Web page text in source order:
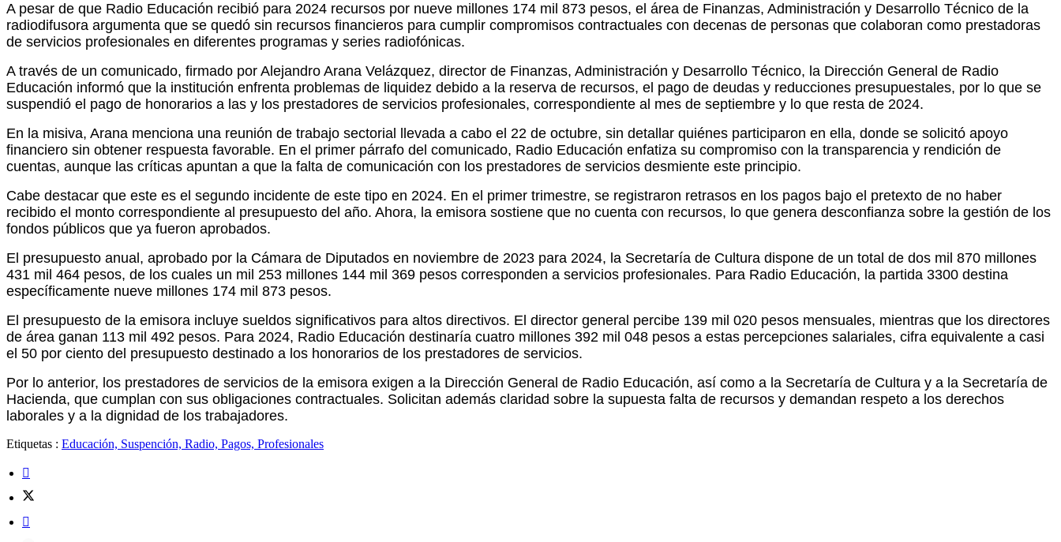
A pesar de que Radio Educación recibió para 2024 recursos por nueve millones 174 mil 873 pesos, el área de Finanzas, Administración y Desarrollo Técnico de la
radiodifusora argumenta que se quedó sin recursos financieros para cumplir compromisos contractuales con decenas de personas que colaboran como prestadoras
de servicios profesionales en diferentes programas y series radiofónicas.
A través de un comunicado, firmado por Alejandro Arana Velázquez, director de Finanzas, Administración y Desarrollo Técnico, la Dirección General de Radio
Educación informó que la institución enfrenta problemas de liquidez debido a la reserva de recursos, el pago de deudas y reducciones presupuestales, por lo que se
suspendió el pago de honorarios a las y los prestadores de servicios profesionales, correspondiente al mes de septiembre y lo que resta de 2024.
En la misiva, Arana menciona una reunión de trabajo sectorial llevada a cabo el 22 de octubre, sin detallar quiénes participaron en ella, donde se solicitó apoyo
financiero sin obtener respuesta favorable. En el primer párrafo del comunicado, Radio Educación enfatiza su compromiso con la transparencia y rendición de
cuentas, aunque las críticas apuntan a que la falta de comunicación con los prestadores de servicios desmiente este principio.
Cabe destacar que este es el segundo incidente de este tipo en 2024. En el primer trimestre, se registraron retrasos en los pagos bajo el pretexto de no haber
recibido el monto correspondiente al presupuesto del año. Ahora, la emisora sostiene que no cuenta con recursos, lo que genera desconfianza sobre la gestión de los
fondos públicos que ya fueron aprobados.
El presupuesto anual, aprobado por la Cámara de Diputados en noviembre de 2023 para 2024, la Secretaría de Cultura dispone de un total de dos mil 870 millones
431 mil 464 pesos, de los cuales un mil 253 millones 144 mil 369 pesos corresponden a servicios profesionales. Para Radio Educación, la partida 3300 destina
específicamente nueve millones 174 mil 873 pesos.
El presupuesto de la emisora incluye sueldos significativos para altos directivos. El director general percibe 139 mil 020 pesos mensuales, mientras que los directores
de área ganan 113 mil 492 pesos. Para 2024, Radio Educación destinaría cuatro millones 392 mil 048 pesos a estas percepciones salariales, cifra equivalente a casi
el 50 por ciento del presupuesto destinado a los honorarios de los prestadores de servicios.
Por lo anterior, los prestadores de servicios de la emisora exigen a la Dirección General de Radio Educación, así como a la Secretaría de Cultura y a la Secretaría de
Hacienda, que cumplan con sus obligaciones contractuales. Solicitan además claridad sobre la supuesta falta de recursos y demandan respeto a los derechos
laborales y a la dignidad de los trabajadores.
Etiquetas : Educación, Suspención, Radio, Pagos, Profesionales